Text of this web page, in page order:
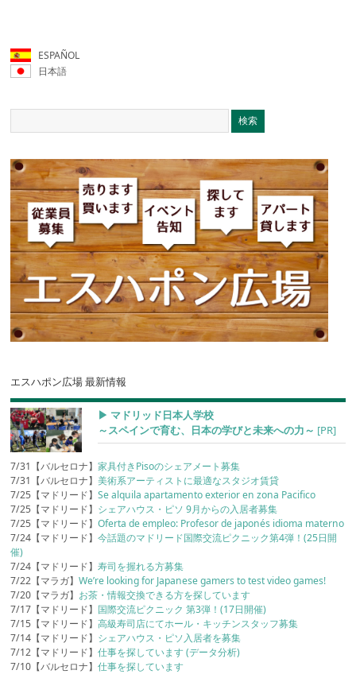
ESPAÑOL
日本語
エスハポン広場 最新情報
▶︎ マドリッド日本人学校
～スペインで育む、日本の学びと未来への力～ [PR]
7/31【バルセロナ】家具付きPisoのシェアメート募集
7/31【バルセロナ】美術系アーティストに最適なスタジオ賃貸
7/25【マドリード】Se alquila apartamento exterior en zona Pacifico
7/25【マドリード】 シェアハウス・ピソ 9月からの入居者募集
7/25【マドリード】Oferta de empleo: Profesor de japonés idioma materno
7/24【マドリード】今話題のマドリード国際交流ピクニック第4弾！(25日開
催)
7/24【マドリード】寿司を握れる方募集
7/22【マラガ】We’re looking for Japanese gamers to test video games!
7/20【マラガ】 お茶・情報交換できる方を探しています
7/17【マドリード】 国際交流ピクニック 第3弾！(17日開催)
7/15【マドリード】高級寿司店にてホール・キッチンスタッフ募集
7/14【マドリード】 シェアハウス・ピソ入居者を募集
7/12【マドリード】仕事を探しています (データ分析)
7/10【バルセロナ】仕事を探しています